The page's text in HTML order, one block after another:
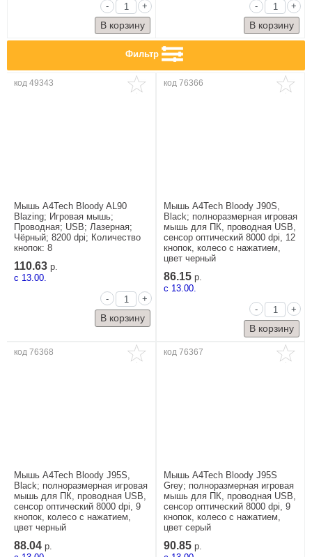
-
+
-
+
Фильтр
код 49343
Мышь A4Tech Bloody AL90
Blazing; Игровая мышь;
Проводная; USB; Лазерная;
Чёрный; 8200 dpi; Количество
кнопок: 8
110.63 р.
c 13.00.
-
+
код 76366
Мышь A4Tech Bloody J90S,
Black; полноразмерная игровая
мышь для ПК, проводная USB,
сенсор оптический 8000 dpi, 12
кнопок, колесо с нажатием,
цвет черный
86.15 р.
c 13.00.
-
+
код 76368
Мышь A4Tech Bloody J95S,
Black; полноразмерная игровая
мышь для ПК, проводная USB,
сенсор оптический 8000 dpi, 9
кнопок, колесо с нажатием,
цвет черный
88.04 р.
код 76367
Мышь A4Tech Bloody J95S
Grey; полноразмерная игровая
мышь для ПК, проводная USB,
сенсор оптический 8000 dpi, 9
кнопок, колесо с нажатием,
цвет серый
90.85 р.